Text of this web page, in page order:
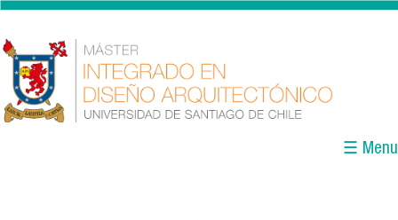
Pasar al contenido principal
☰ Menu